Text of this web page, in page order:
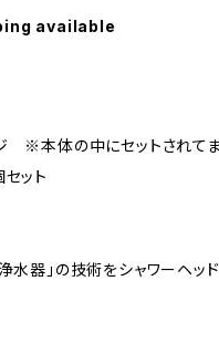
available
ジ ※本体の中にセットされて
ット
水器」の技術をシャワーヘッ